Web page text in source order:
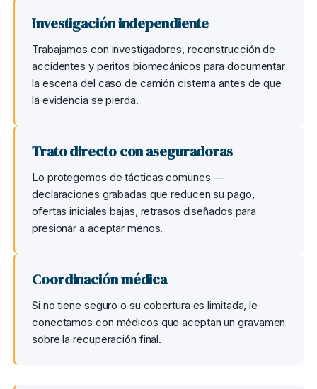
Investigación independiente
Trabajamos con investigadores, reconstrucción de
accidentes y peritos biomecánicos para documentar
la escena del caso de camión cisterna antes de que
la evidencia se pierda.
Trato directo con aseguradoras
Lo protegemos de tácticas comunes —
declaraciones grabadas que reducen su pago,
ofertas iniciales bajas, retrasos diseñados para
presionar a aceptar menos.
Coordinación médica
Si no tiene seguro o su cobertura es limitada, le
conectamos con médicos que aceptan un gravamen
sobre la recuperación final.